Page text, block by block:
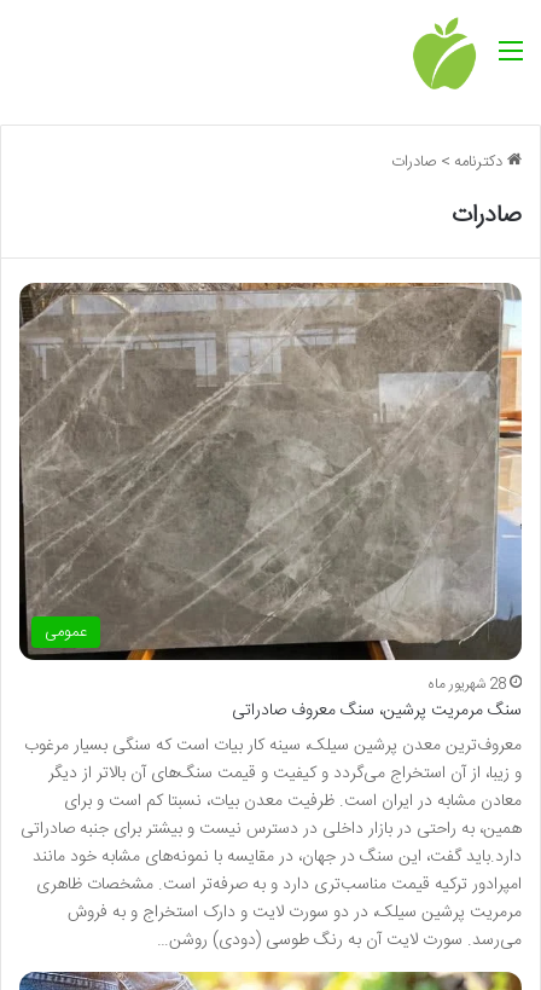
منو
دکترنامه > صادرات
صادرات
عمومی
28 شهریور ماه
سنگ مرمریت پرشین، سنگ معروف صادراتی
معروف‌ترین معدن پرشین سیلک، سینه کار بیات است که سنگی بسیار مرغوب
و زیبا، از آن استخراج می‌گردد و کیفیت و قیمت سنگ‌های آن بالاتر از دیگر
معادن مشابه در ایران است. ظرفیت معدن بیات، نسبتا کم است و برای
همین، به راحتی در بازار داخلی در دسترس نیست و بیشتر برای جنبه صادراتی
دارد.باید گفت، این سنگ در جهان، در مقایسه با نمونه‌های مشابه خود مانند
امپرادور ترکیه قیمت مناسب‌تری دارد و به صرفه‌تر است. مشخصات ظاهری
مرمریت پرشین سیلک، در دو سورت لایت و دارک استخراج و به فروش
می‌رسد. سورت لایت آن به رنگ طوسی (دودی) روشن…